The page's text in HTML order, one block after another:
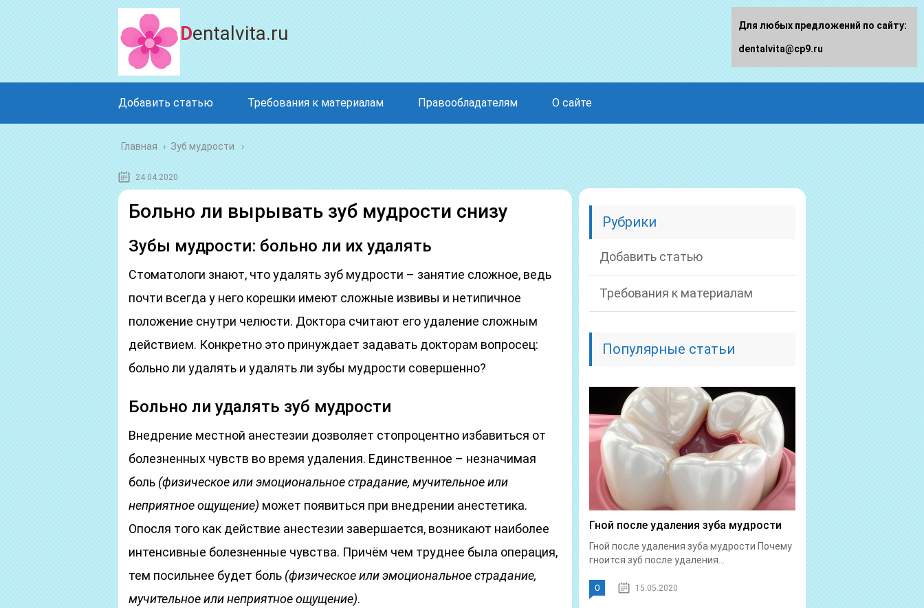
Dentalvita.ru
Добавить статью Требования к материалам Правообладателям О сайте
Главная › Зуб мудрости
24.04.2020
Больно ли вырывать зуб мудрости снизу
Зубы мудрости: больно ли их удалять
Стоматологи знают, что удалять зуб мудрости – занятие сложное, ведь
почти всегда у него корешки имеют сложные извивы и нетипичное
положение снутри челюсти. Доктора считают его удаление сложным
действием. Конкретно это принуждает задавать докторам вопросец:
больно ли удалять и удалять ли зубы мудрости совершенно?
Больно ли удалять зуб мудрости
Внедрение местной анестезии дозволяет стопроцентно избавиться от
болезненных чувств во время удаления. Единственное – незначимая
боль (физическое или эмоциональное страдание, мучительное или
неприятное ощущение) может появиться при внедрении анестетика.
Опосля того как действие анестезии завершается, возникают наиболее
интенсивные болезненные чувства. Причём чем труднее была операция,
тем посильнее будет боль (физическое или эмоциональное страдание,
мучительное или неприятное ощущение).
Рубрики
Добавить статью
Требования к материалам
Популярные статьи
Гной после удаления зуба мудрости
Гной после удаления зуба мудрости Почему
гноится зуб после удаления...
0 15.05.2020
Для любых предложений по сайту:
dentalvita@cp9.ru